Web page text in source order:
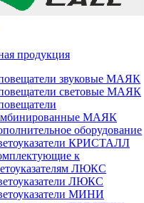
продукция
звуковые МАЯК
световые МАЯК
МАЯК
оборудование
КРИСТАЛЛ
к
ЛЮКС
ЛЮКС
МИНИ